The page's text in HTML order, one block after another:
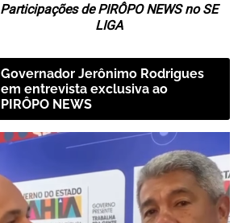
Participações de PIRÔPO NEWS no SE
LIGA
Governador Jerônimo Rodrigues
em entrevista exclusiva ao
PIRÔPO NEWS